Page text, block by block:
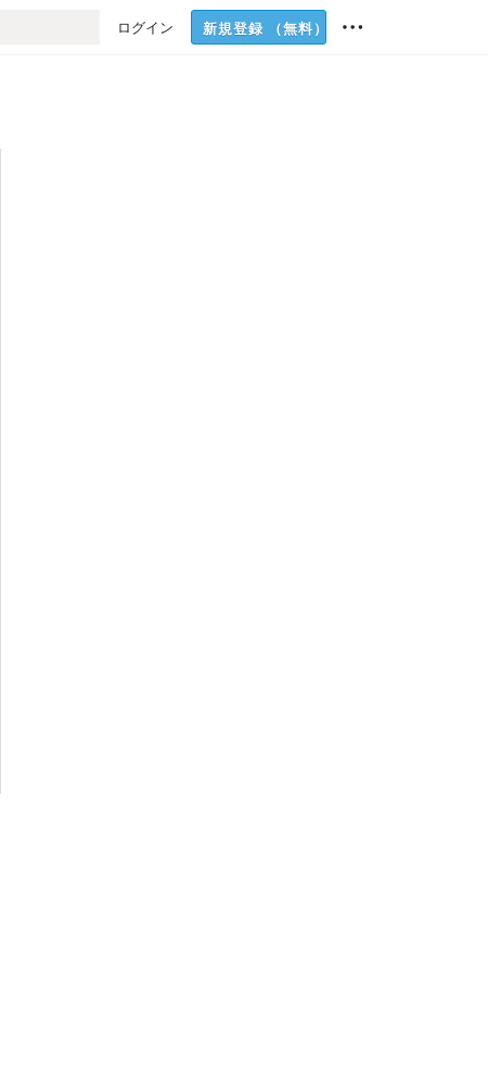
ログイン 新規登録 （無料）